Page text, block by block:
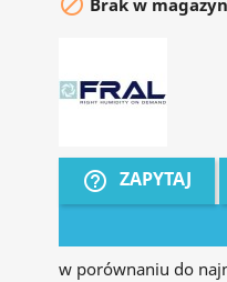
Brak w
help_outline ZAPYTAJ
w porównaniu do